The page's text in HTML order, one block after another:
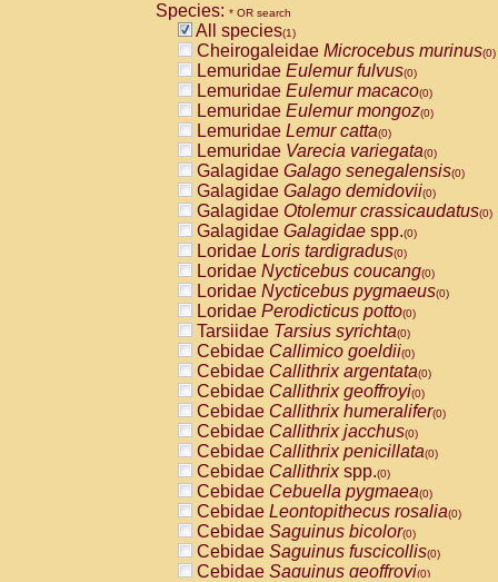
Species: * OR search
All species(1)
Cheirogaleidae Microcebus murinus(0)
Lemuridae Eulemur fulvus(0)
Lemuridae Eulemur macaco(0)
Lemuridae Eulemur mongoz(0)
Lemuridae Lemur catta(0)
Lemuridae Varecia variegata(0)
Galagidae Galago senegalensis(0)
Galagidae Galago demidovii(0)
Galagidae Otolemur crassicaudatus(0)
Galagidae Galagidae spp.(0)
Loridae Loris tardigradus(0)
Loridae Nycticebus coucang(0)
Loridae Nycticebus pygmaeus(0)
Loridae Perodicticus potto(0)
Tarsiidae Tarsius syrichta(0)
Cebidae Callimico goeldii(0)
Cebidae Callithrix argentata(0)
Cebidae Callithrix geoffroyi(0)
Cebidae Callithrix humeralifer(0)
Cebidae Callithrix jacchus(0)
Cebidae Callithrix penicillata(0)
Cebidae Callithrixspp.(0)
Cebidae Cebuella pygmaea(0)
Cebidae Leontopithecus rosalia(0)
Cebidae Saguinus bicolor(0)
Cebidae Saguinus fuscicollis(0)
Cebidae Saguinus geoffroyi(0)